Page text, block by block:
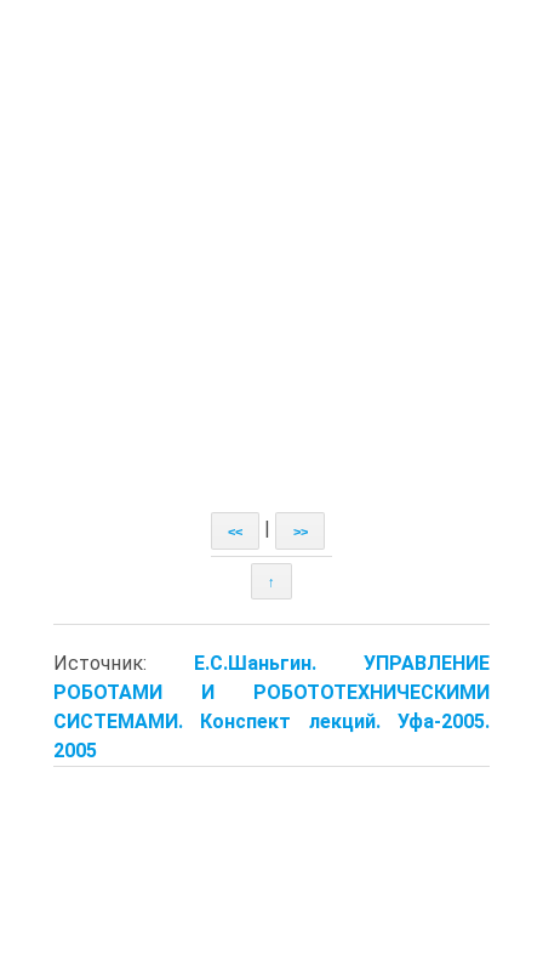
<< >>
↑
Источник:
Е.С.Шаньгин. УПРАВЛЕНИЕ
РОБОТАМИ И РОБОТОТЕХНИЧЕСКИМИ
СИСТЕМАМИ. Конспект лекций. Уфа-2005.
2005